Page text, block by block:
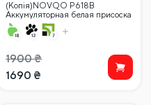
(Копія)NOVQO P618B
Аккумуляторная белая присоска
(140 кг) 200 мм
1900₴
1690 ₴